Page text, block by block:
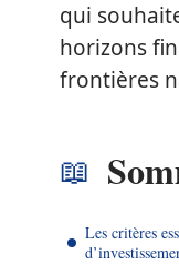
qui
horizons
frontières
Les critères